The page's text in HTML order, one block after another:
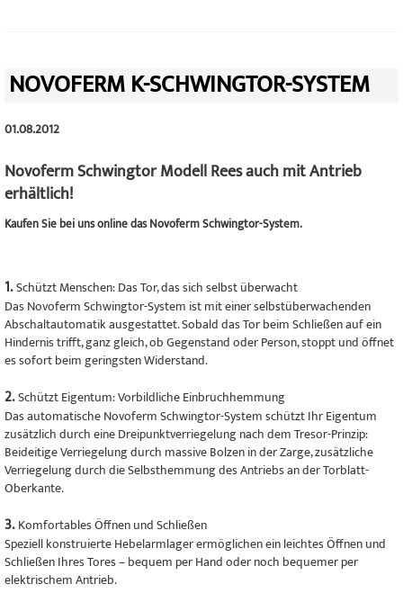
NOVOFERM K-SCHWINGTOR-SYSTEM
01.08.2012
Novoferm Schwingtor Modell Rees auch mit Antrieb
erhältlich!
Kaufen Sie bei uns online das Novoferm Schwingtor-System.
1.Schützt Menschen: Das Tor, das sich selbst überwacht
Das Novoferm Schwingtor-System ist mit einer selbstüberwachenden
Abschaltautomatik ausgestattet. Sobald das Tor beim Schließen auf ein
Hindernis trifft, ganz gleich, ob Gegenstand oder Person, stoppt und öffnet
es sofort beim geringsten Widerstand.
2.Schützt Eigentum: Vorbildliche Einbruchhemmung
Das automatische Novoferm Schwingtor-System schützt Ihr Eigentum
zusätzlich durch eine Dreipunktverriegelung nach dem Tresor-Prinzip:
Beideitige Verriegelung durch massive Bolzen in der Zarge, zusätzliche
Verriegelung durch die Selbsthemmung des Antriebs an der Torblatt-
Oberkante.
3. Komfortables Öffnen und Schließen
Speziell konstruierte Hebelarmlager ermöglichen ein leichtes Öffnen und
Schließen Ihres Tores – bequem per Hand oder noch bequemer per
elektrischem Antrieb.